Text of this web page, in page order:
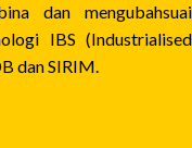
dan mengubahsuai
IBS (Industrialised
dan SIRIM.